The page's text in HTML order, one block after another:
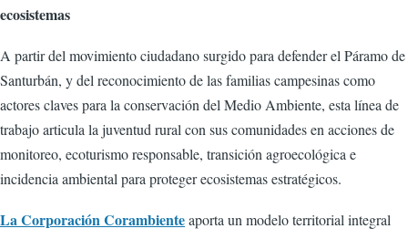
ecosistemas
A partir del movimiento ciudadano surgido para defender el Páramo de
Santurbán, y del reconocimiento de las familias campesinas como
actores claves para la conservación del Medio Ambiente, esta línea de
trabajo articula la juventud rural con sus comunidades en acciones de
monitoreo, ecoturismo responsable, transición agroecológica e
incidencia ambiental para proteger ecosistemas estratégicos.
La Corporación Corambienteaporta un modelo territorial integral